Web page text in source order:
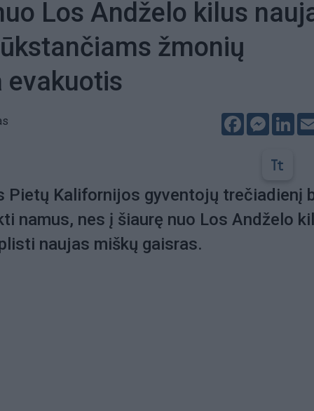
Los Andželo kilus
žmonių
evakuotis
Facebook
Pietų Kalifornijos gyventojų trečiadienį
namus, nes į šiaurę nuo Los Andželo
naujas miškų gaisras.